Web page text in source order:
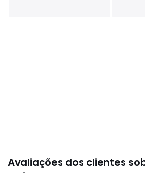
Avaliações dos clientes